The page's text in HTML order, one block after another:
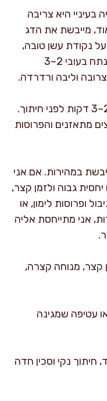
היא צריבה
מייבשת את הדג
נקודת עשן טובה,
ואז צורבת 30–60 שניות מכל צד לנתח בעובי 2–3
וליבה ורדרדה.
אחרי הצריבה אני נותנת לדג לנוח 2–3 דקות לפני חיתוך.
מתאזנים והפרוסות
במהירות. אם אני
גבוה ולזמן קצר,
ופרוסות לימון, או
אני מתייחסת אליה
קצר, מנוחה קצרה,
עטיפה שמגינה
חיתוך נקי וסכין חדה